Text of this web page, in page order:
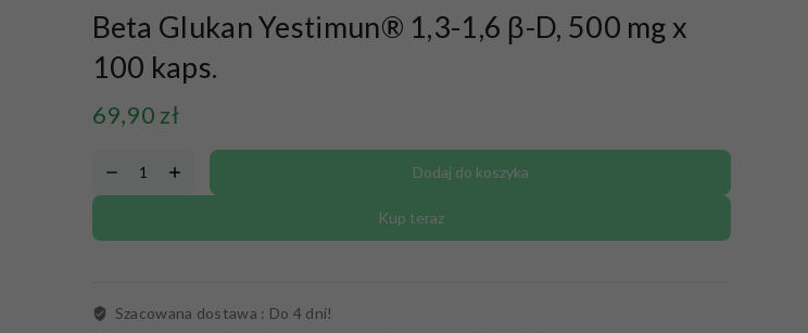
Beta Glukan Yestimun® 1,3-1,6 β-D, 500 mg x
100 kaps.
69,90 zł
Dodaj do koszyka
Kup teraz
Szacowana dostawa : Do 4 dni!